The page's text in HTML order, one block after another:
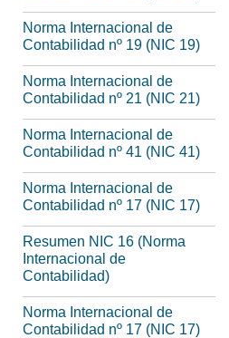
Norma Internacional de
Contabilidad nº 19 (NIC 19)
Norma Internacional de
Contabilidad nº 21 (NIC 21)
Norma Internacional de
Contabilidad nº 41 (NIC 41)
Norma Internacional de
Contabilidad nº 17 (NIC 17)
Resumen NIC 16 (Norma
Internacional de
Contabilidad)
Norma Internacional de
Contabilidad nº 17 (NIC 17)